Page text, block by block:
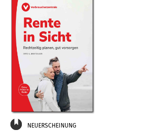
NEUERSCHEINUNG